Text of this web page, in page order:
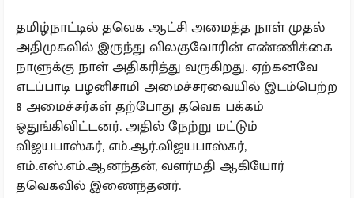
தமிழ்நாட்டில் தவெக ஆட்சி அமைத்த நாள் முதல்
அதிமுகவில் இருந்து விலகுவோரின் எண்ணிக்கை
நாளுக்கு நாள் அதிகரித்து வருகிறது. ஏற்கனவே
எடப்பாடி பழனிசாமி அமைச்சரவையில் இடம்பெற்ற
8 அமைச்சர்கள் தற்போது தவெக பக்கம்
ஒதுங்கிவிட்டனர். அதில் நேற்று மட்டும்
விஜயபாஸ்கர், எம்.ஆர்.விஜயபாஸ்கர்,
எம்.எஸ்.எம்.ஆனந்தன், வளர்மதி ஆகியோர்
தவெகவில் இணைந்தனர்.